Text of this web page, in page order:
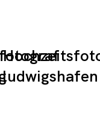
ludwigshafen